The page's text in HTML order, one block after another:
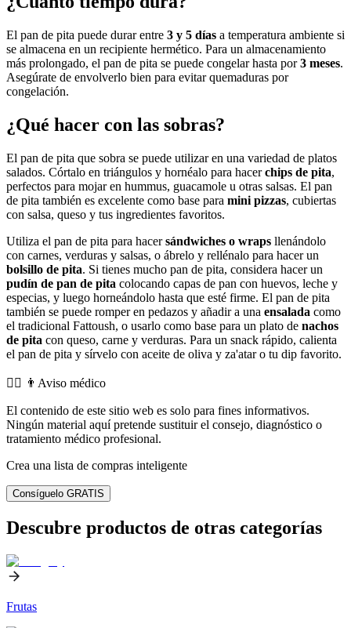
El pan de pita puede durar entre 3 y 5 días a temperatura ambiente si
se almacena en un recipiente hermético. Para un almacenamiento
más prolongado, el pan de pita se puede congelar hasta por3 meses.
Asegúrate de envolverlo bien para evitar quemaduras por
congelación.
¿Qué hacer con las sobras?
El pan de pita que sobra se puede utilizar en una variedad de platos
salados. Córtalo en triángulos y hornéalo para hacerchips de pita,
perfectos para mojar en hummus, guacamole u otras salsas. El pan
de pita también es excelente como base para mini pizzas, cubiertas
con salsa, queso y tus ingredientes favoritos.
Utiliza el pan de pita para hacersándwiches o wraps llenándolo
con carnes, verduras y salsas, o ábrelo y rellénalo para hacer un
bolsillo de pita. Si tienes mucho pan de pita, considera hacer un
pudín de pan de pita colocando capas de pan con huevos, leche y
especias, y luego horneándolo hasta que esté firme. El pan de pita
también se puede romper en pedazos y añadir a una ensalada como
el tradicional Fattoush, o usarlo como base para un plato de nachos
de pita con queso, carne y verduras. Para un snack rápido, calienta
el pan de pita y sírvelo con aceite de oliva y za'atar o tu dip favorito.
👨‍⚕️️ 👨Aviso médico
El contenido de este sitio web es solo para fines informativos.
Ningún material aquí pretende sustituir el consejo, diagnóstico o
tratamiento médico profesional.
Crea una lista de compras inteligente
Consíguelo GRATIS
Descubre productos de otras categorías
Frutas